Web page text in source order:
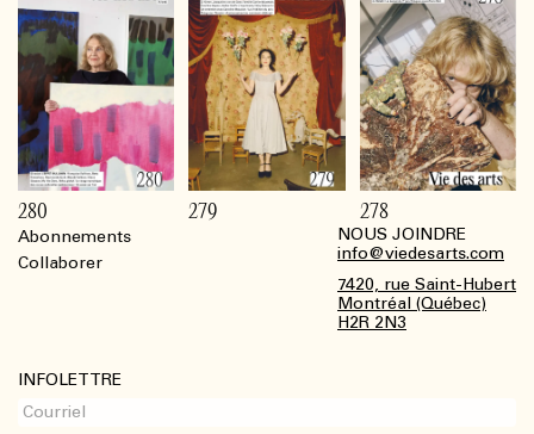
Abonnements
Collaborer
NOUS JOINDRE
info@viedesarts.com
7420, rue Saint-Hubert
Montréal (Québec)
H2R 2N3
INFOLETTRE
280 279 278